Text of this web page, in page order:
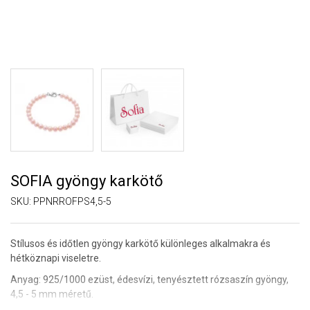
SOFIA gyöngy karkötő
SKU: PPNRROFPS4,5-5
Stílusos és időtlen gyöngy karkötő különleges alkalmakra és
hétköznapi viseletre.
Anyag: 925/1000 ezüst, édesvízi, tenyésztett rózsaszín gyöngy,
4,5 - 5 mm méretű.